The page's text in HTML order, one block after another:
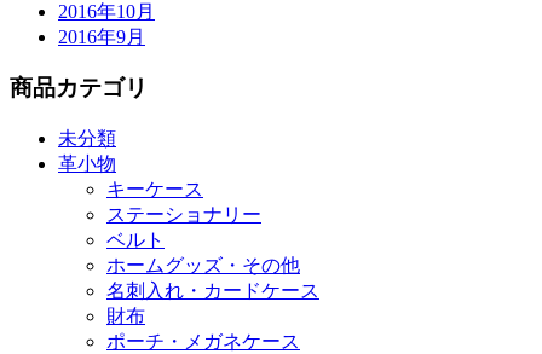
2016年10月
2016年9月
商品カテゴリ
未分類
革小物
キーケース
ステーショナリー
ベルト
ホームグッズ・その他
名刺入れ・カードケース
財布
ポーチ・メガネケース